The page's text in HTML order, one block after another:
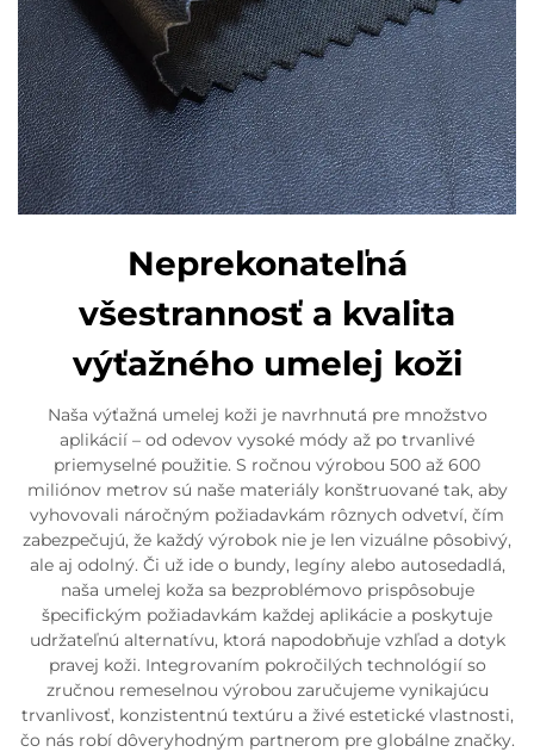
Neprekonateľná
všestrannosť a kvalita
výťažného umelej koži
Naša výťažná umelej koži je navrhnutá pre množstvo
aplikácií – od odevov vysoké módy až po trvanlivé
priemyselné použitie. S ročnou výrobou 500 až 600
miliónov metrov sú naše materiály konštruované tak, aby
vyhovovali náročným požiadavkám rôznych odvetví, čím
zabezpečujú, že každý výrobok nie je len vizuálne pôsobivý,
ale aj odolný. Či už ide o bundy, legíny alebo autosedadlá,
naša umelej koža sa bezproblémovo prispôsobuje
špecifickým požiadavkám každej aplikácie a poskytuje
udržateľnú alternatívu, ktorá napodobňuje vzhľad a dotyk
pravej koži. Integrovaním pokročilých technológií so
zručnou remeselnou výrobou zaručujeme vynikajúcu
trvanlivosť, konzistentnú textúru a živé estetické vlastnosti,
čo nás robí dôveryhodným partnerom pre globálne značky.